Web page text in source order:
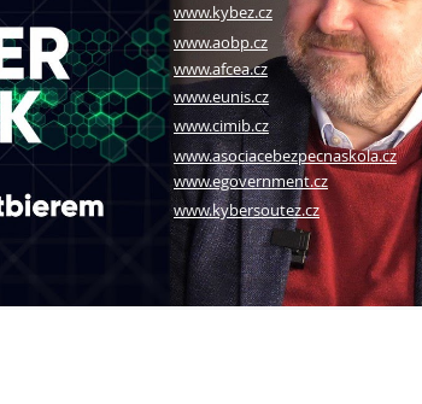
www.kybez.cz
www.aobp.cz
www.afcea.cz
www.eunis.cz
www.cimib.cz
www.asociacebezpecnaskola.cz
www.egovernment.cz
www.kybersoutez.cz